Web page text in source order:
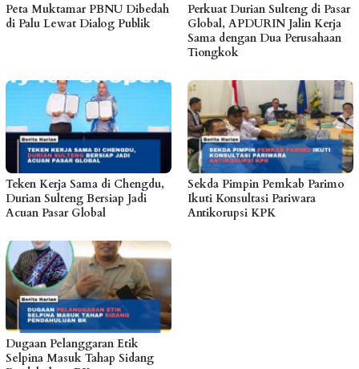
Peta Muktamar PBNU Dibedah
di Palu Lewat Dialog Publik
Perkuat Durian Sulteng di Pasar
Global, APDURIN Jalin Kerja
Sama dengan Dua Perusahaan
Tiongkok
Teken Kerja Sama di Chengdu,
Durian Sulteng Bersiap Jadi
Acuan Pasar Global
Sekda Pimpin Pemkab Parimo
Ikuti Konsultasi Pariwara
Antikorupsi KPK
Dugaan Pelanggaran Etik
Selpina Masuk Tahap Sidang